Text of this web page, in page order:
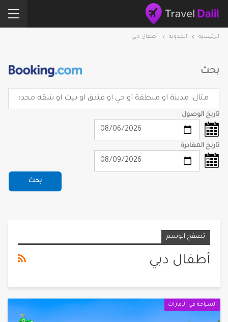
الرئيسية المدونة أطفال دبي
بحث
تاريخ الوصول
تاريخ المغادرة
بحث
تصفح الوسم
أطفال دبي
السياحة في الإمارات